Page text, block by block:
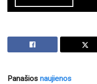
Panašios naujienos